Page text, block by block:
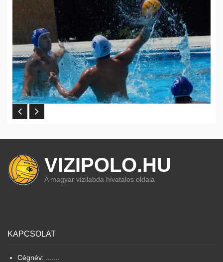
VIZIPOLO.HU
A magyar vízilabda hivatalos oldala
KAPCSOLAT
Cégnév: .......